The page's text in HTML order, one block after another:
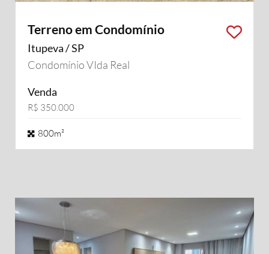
Terreno em Condomínio
Itupeva / SP
Condomínio VIda Real
Venda
R$ 350.000
800m²